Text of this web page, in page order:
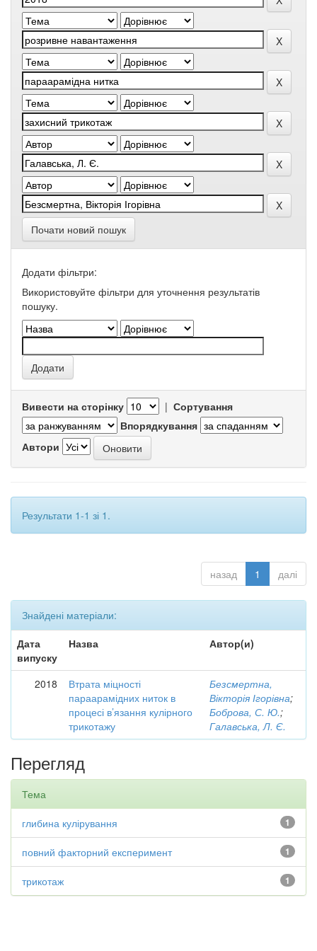
Почати новий пошук
Додати фільтри:
Використовуйте фільтри для уточнення результатів
пошуку.
Вивести на сторінку | Сортування
Впорядкування
Автори
Результати 1-1 зі 1.
назад 1 далі
Знайдені матеріали:
Дата
випуску
Назва Автор(и)
2018
Втрата міцності
параарамідних ниток в
процесі в’язання кулірного
трикотажу
Безсмертна,
Вікторія Ігорівна;
Боброва, С. Ю.;
Галавська, Л. Є.
Перегляд
Тема
1
глибина кулірування
1
повний факторний експеримент
1
трикотаж